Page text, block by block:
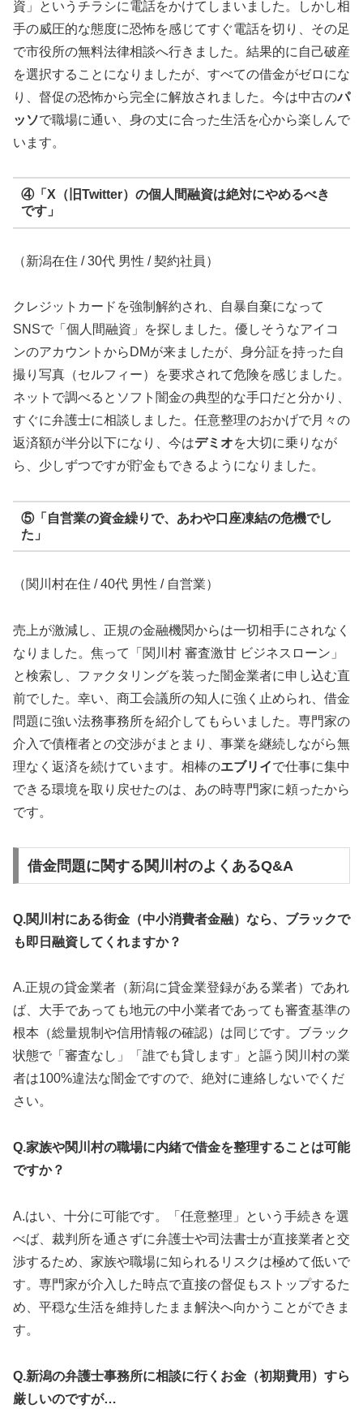
資」というチラシに電話をかけてしまいました。しかし相
手の威圧的な態度に恐怖を感じてすぐ電話を切り、その足
で市役所の無料法律相談へ行きました。結果的に自己破産
を選択することになりましたが、すべての借金がゼロにな
り、督促の恐怖から完全に解放されました。今は中古のパ
ッソで職場に通い、身の丈に合った生活を心から楽しんで
います。
④「X（旧Twitter）の個人間融資は絶対にやめるべき
です」
（新潟在住 / 30代 男性 / 契約社員）
クレジットカードを強制解約され、自暴自棄になって
SNSで「個人間融資」を探しました。優しそうなアイコ
ンのアカウントからDMが来ましたが、身分証を持った自
撮り写真（セルフィー）を要求されて危険を感じました。
ネットで調べるとソフト闇金の典型的な手口だと分かり、
すぐに弁護士に相談しました。任意整理のおかげで月々の
返済額が半分以下になり、今はデミオを大切に乗りなが
ら、少しずつですが貯金もできるようになりました。
⑤「自営業の資金繰りで、あわや口座凍結の危機でし
た」
（関川村在住 / 40代 男性 / 自営業）
売上が激減し、正規の金融機関からは一切相手にされなく
なりました。焦って「関川村 審査激甘 ビジネスローン」
と検索し、ファクタリングを装った闇金業者に申し込む直
前でした。幸い、商工会議所の知人に強く止められ、借金
問題に強い法務事務所を紹介してもらいました。専門家の
介入で債権者との交渉がまとまり、事業を継続しながら無
理なく返済を続けています。相棒のエブリイで仕事に集中
できる環境を取り戻せたのは、あの時専門家に頼ったから
です。
借金問題に関する関川村のよくあるQ&A
Q.関川村にある街金（中小消費者金融）なら、ブラックで
も即日融資してくれますか？
A.正規の貸金業者（新潟に貸金業登録がある業者）であれ
ば、大手であっても地元の中小業者であっても審査基準の
根本（総量規制や信用情報の確認）は同じです。ブラック
状態で「審査なし」「誰でも貸します」と謳う関川村の業
者は100%違法な闇金ですので、絶対に連絡しないでくだ
さい。
Q.家族や関川村の職場に内緒で借金を整理することは可能
ですか？
A.はい、十分に可能です。「任意整理」という手続きを選
べば、裁判所を通さずに弁護士や司法書士が直接業者と交
渉するため、家族や職場に知られるリスクは極めて低いで
す。専門家が介入した時点で直接の督促もストップするた
め、平穏な生活を維持したまま解決へ向かうことができま
す。
Q.新潟の弁護士事務所に相談に行くお金（初期費用）すら
厳しいのですが…